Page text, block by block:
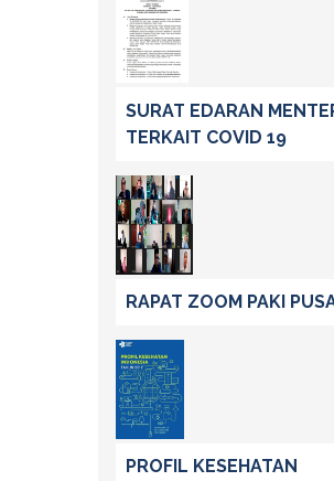
SURAT EDARAN
TERKAIT COVID 19
RAPAT ZOOM PAKI
PROFIL KESEHATAN